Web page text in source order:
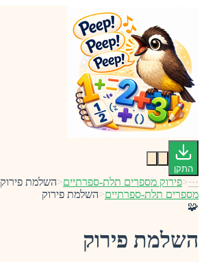
התקן
···
<פירוק מספרים תלת-ספרתיים<השלמת פירוק
מספרים תלת-ספרתיים<השלמת פירוק
🧩
השלמת פירוק